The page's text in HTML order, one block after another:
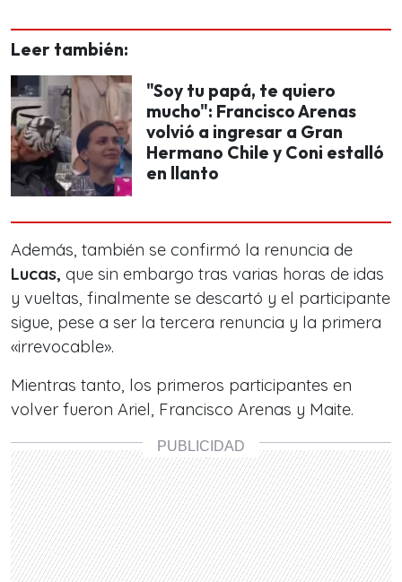
Leer también:
"Soy tu papá, te quiero
mucho": Francisco Arenas
volvió a ingresar a Gran
Hermano Chile y Coni estalló
en llanto
Además, también se confirmó la renuncia de
Lucas, que sin embargo tras varias horas de idas
y vueltas, finalmente se descartó y el participante
sigue, pese a ser la tercera renuncia y la primera
«irrevocable».
Mientras tanto, los primeros participantes en
volver fueron Ariel, Francisco Arenas y Maite.